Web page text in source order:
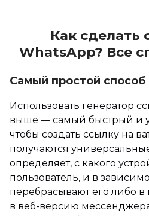
Как сделать
WhatsApp? Все
Самый простой способ
Использовать генератор
выше — самый быстрый и
чтобы создать ссылку на
получаются
определяет, с какого
пользователь, и в
перебрасывают его либо
в веб-версию